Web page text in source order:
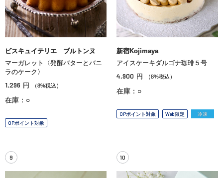
ビスキュイテリエ ブルトンヌ
マーガレット〈発酵バターとバニ
ラのケーク〉
1,296 円 （8%税込）
在庫：○
OPポイント対象
新宿Kojimaya
アイスケーキダルゴナ珈琲５号
4,900 円 （8%税込）
在庫：○
OPポイント対象 Web限定 冷凍
9 10